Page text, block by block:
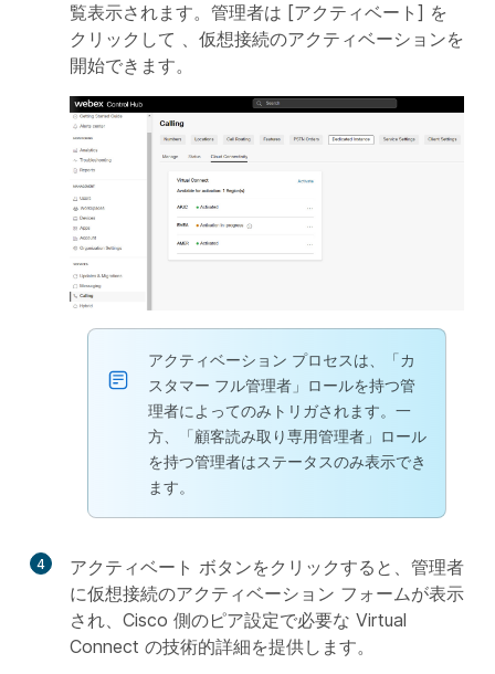
覧表示されます。管理者は [アクティベート] を
クリックして 、仮想接続のアクティベーションを
開始できます。
アクティベーション プロセスは、「カ
スタマー フル管理者」ロールを持つ管
理者によってのみトリガされます。一
方、「顧客読み取り専用管理者」ロール
を持つ管理者はステータスのみ表示でき
ます。
4 アクティベート ボタンをクリックすると、管理者
に仮想接続のアクティベーション フォームが表示
され、Cisco 側のピア設定で必要な Virtual
Connect の技術的詳細を提供します。